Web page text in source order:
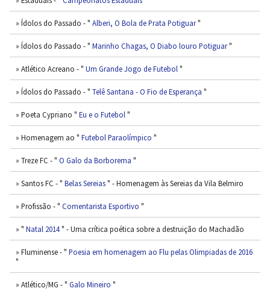
» Ídolos do Passado - " Alberi, O Bola de Prata Potiguar"
» Ídolos do Passado - " Marinho Chagas, O Diabo louro Potiguar"
» Atlético Acreano - " Um Grande Jogo de Futebol "
» Ídolos do Passado - " Telê Santana - O Fio de Esperança "
» Poeta Cypriano " Eu e o Futebol "
» Homenagem ao " Futebol Paraolímpico "
» Treze FC - " O Galo da Borborema "
» Santos FC - " Belas Sereias" - Homenagem às Sereias da Vila Belmiro
» Profissão - " Comentarista Esportivo "
» " Natal 2014" - Uma crítica poética sobre a destruição do Machadão
» Fluminense - " Poesia em homenagem ao Flu pelas Olimpiadas de 2016
"
» Atlético/MG - " Galo Mineiro "